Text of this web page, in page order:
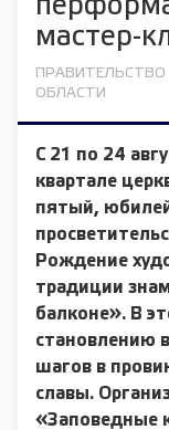
мастер-
ПРАВИТЕЛЬСТВО
ОБЛАСТИ
С 21 по 24
квартале
пятый,
Рождение
традиции
балконе». В
становлению
шагов в
славы.
«Заповедные